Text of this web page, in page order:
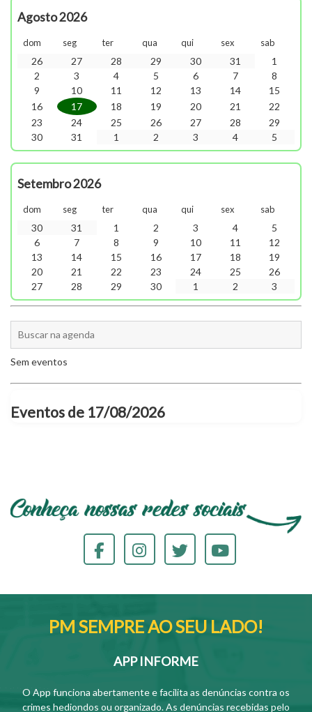
Agosto 2026
dom seg ter qua qui sex sab
26 27 28 29 30 31
1
2
3 4 5 6 7
8
9
10 11 12 13 14
15
16
17 18 19 20 21
22
23
24 25 26 27 28
29
30
31 1 2 3 4 5
Setembro 2026
dom seg ter qua qui sex sab
30 31 1 2 3 4
5
6
7 8 9 10 11
12
13
14 15 16 17 18
19
20
21 22 23 24 25
26
27
28 29 30 1 2 3
Sem eventos
Eventos de 17/08/2026
PM SEMPRE AO SEU LADO!
APP INFORME
O App funciona abertamente e facilita as denúncias contra os
crimes hediondos ou organizado. As denúncias recebidas pelo